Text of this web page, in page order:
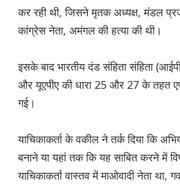
कर रही थी, जिसने मृतक अध्यक्ष, मंडल
कांग्रेस नेता, अमंगल की हत्या की थी।
इसके बाद भारतीय दंड संहिता संहिता
और यूएपीए की धारा 25 और 27 के तहत
गई।
याचिकाकर्ता के वकील ने तर्क दिया कि
बनाने या यहां तक कि यह साबित करने में
याचिकाकर्ता वास्तव में माओवादी नेता था,